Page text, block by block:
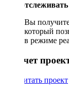
Как
Вы
который
в режиме
Рассчет
Рассчитать проект